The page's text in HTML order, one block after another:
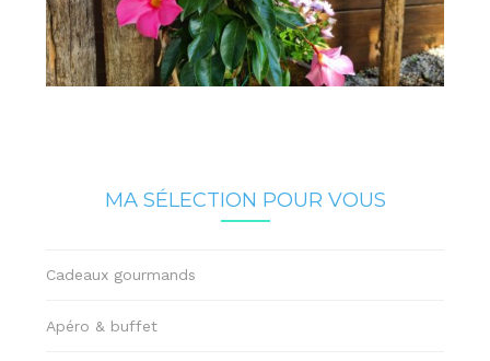
MA SÉLECTION POUR VOUS
Cadeaux gourmands
Apéro & buffet